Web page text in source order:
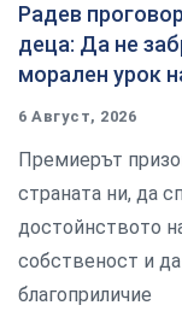
Радев
деца: Да не
морален урок
6 Август, 2026
Премиерът
страната ни, да
достойнството
собственост и
благоприличие